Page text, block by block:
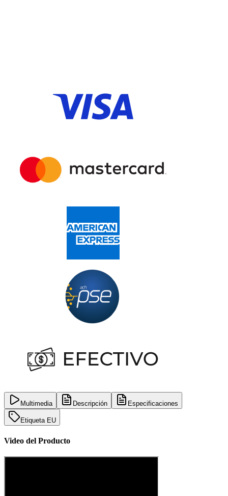
Multimedia Descripción Especificaciones
Etiqueta EU
Video del Producto